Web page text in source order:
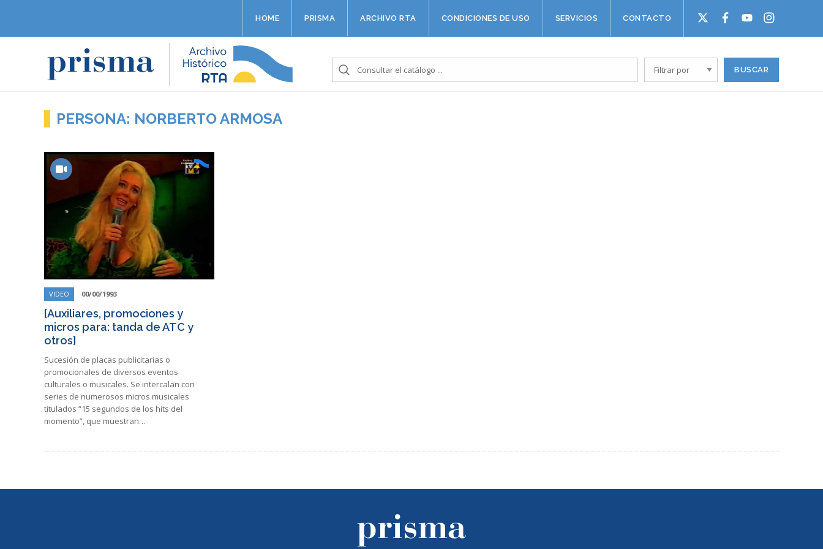
HOME PRISMA ARCHIVO RTA CONDICIONES DE USO SERVICIOS CONTACTO
PERSONA: NORBERTO ARMOSA
VIDEO 00/00/1993
[Auxiliares, promociones y
micros para: tanda de ATC y
otros]
Sucesión de placas publicitarias o
promocionales de diversos eventos
culturales o musicales. Se intercalan con
series de numerosos micros musicales
titulados “15 segundos de los hits del
momento”, que muestran…